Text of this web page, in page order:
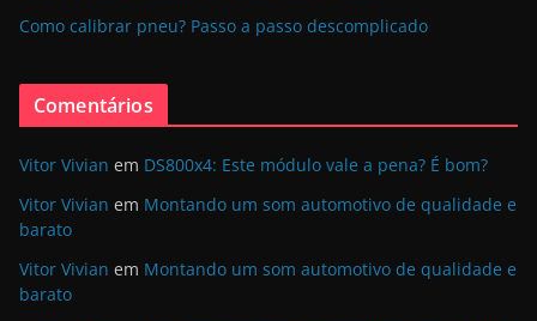
Como calibrar pneu? Passo a passo descomplicado
Comentários
Vitor Vivian em DS800x4: Este módulo vale a pena? É bom?
Vitor Vivian em Montando um som automotivo de qualidade e
barato
Vitor Vivian em Montando um som automotivo de qualidade e
barato